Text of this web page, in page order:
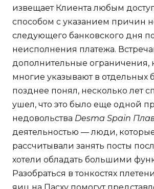
извещает Клиента любым
способом с указанием причин
следующего банковского дня
неисполнения платежа.
дополнительные ограничения,
многие указывают в отдельных
позднее понял, несколько лет
ушел, что это было еще одной
недовольства Desma Spain
деятельностью — люди,
рассчитывали занять посты
хотели обладать большими
Разобраться в тонкостях